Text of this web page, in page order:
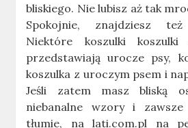
bliskiego. Nie lubisz aż tak
Spokojnie, znajdziesz
Niektóre koszulki
przedstawiają urocze psy,
koszulka z uroczym psem i
Jeśli zatem masz bliską
niebanalne wzory i
tłumie, na lati.com.pl na